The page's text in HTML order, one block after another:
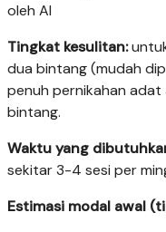
oleh AI
Tingkat kesulitan:
dua bintang (mudah
penuh pernikahan adat
bintang.
Waktu yang
sekitar 3-4 sesi per
Estimasi modal awal